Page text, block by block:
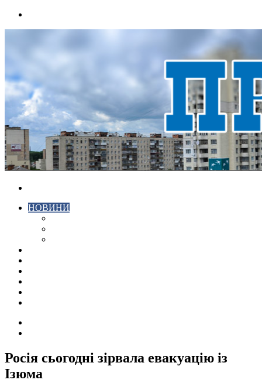
НОВИНИ
Росія сьогодні зірвала евакуацію із
Ізюма